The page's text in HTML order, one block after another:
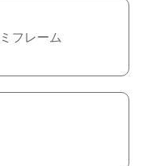
フレーム